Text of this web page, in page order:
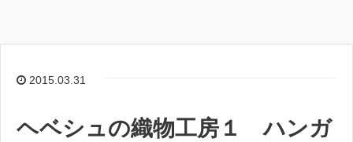
2015.03.31
ヘベシュの織物工房１ ハンガ